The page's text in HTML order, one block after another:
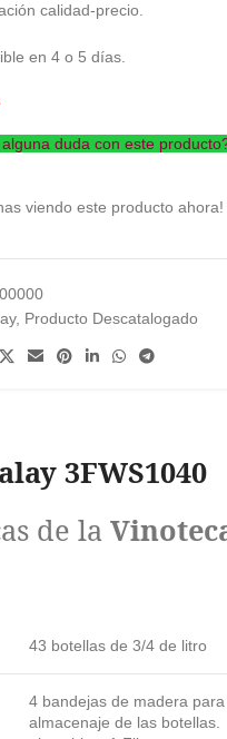
calidad-precio.
en 4 o 5 días.
duda con este
viendo este producto ahora!
, Producto Descatalogado
3FWS1040
de la
43 botellas de 3/4 de litro
4 bandejas de madera
almacenaje de las